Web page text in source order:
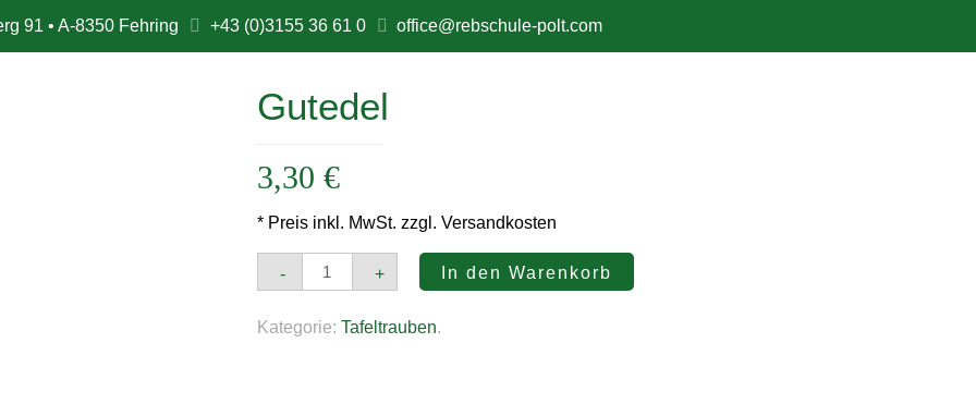
91 • A-8350 Fehring +43 (0)3155 36 61 0 office@rebschule-polt.com
Gutedel
3,30 €
* Preis inkl. MwSt. zzgl. Versandkosten
-
Gutedel
Menge
+ In den Warenkorb
Kategorie: Tafeltrauben.